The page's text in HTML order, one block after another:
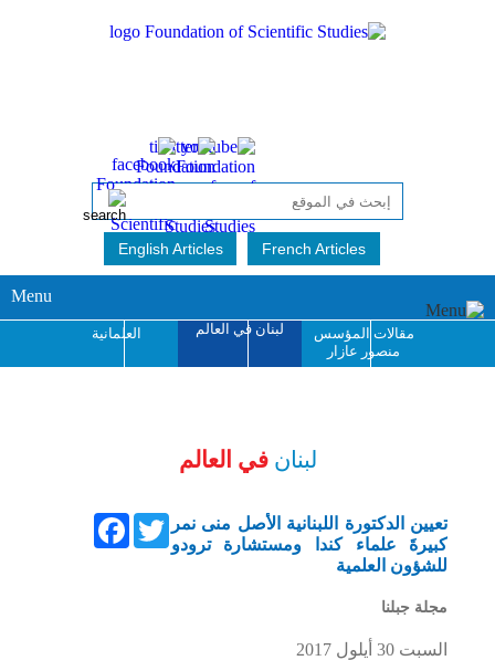
English Articles French Articles
Menu
مقالات المؤسس
منصور عازار
لبنان في العالم العلمانية
لبنان في العالم
FacebookTwitter تعيين الدكتورة اللبنانية الأصل منى نمر
كبيرةَ علماء كندا ومستشارة ترودو
للشؤون العلمية
مجلة جبلنا
السبت 30 أيلول 2017